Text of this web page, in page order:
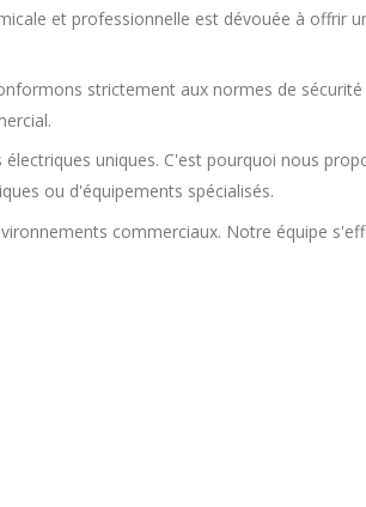
et professionnelle est dévouée à offrir
strictement aux normes de
uniques. C'est pourquoi nous
ou d'équipements spécialisés.
commerciaux. Notre équipe